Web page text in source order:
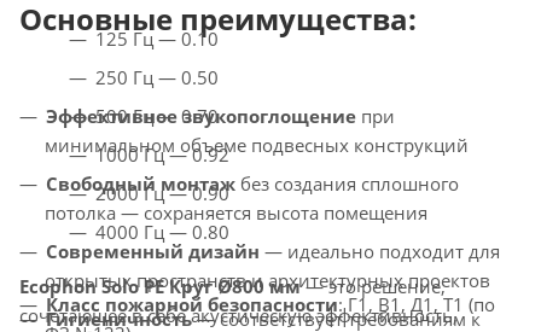
125 Гц — 0.10
250 Гц — 0.50
500 Гц — 0.70
1000 Гц — 0.92
2000 Гц — 0.90
4000 Гц — 0.80
Класс пожарной безопасности: Г1, В1, Д1, Т1 (по
Основные преимущества:
Эффективное звукопоглощение при
минимальном объеме подвесных конструкций
Свободный монтаж без создания сплошного
потолка — сохраняется высота помещения
Современный дизайн — идеально подходит для
открытых пространств и архитектурных проектов
Гигиеничность— соответствует требованиям к
Ecophon Solo PE Круг Ø800 мм— это решение,
сочетающее в себе акустическую эффективность,